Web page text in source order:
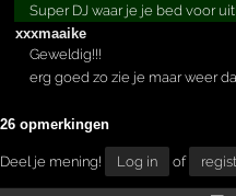
Super DJ waar je je bed voor
xxxmaaike
Geweldig!!!
erg goed zo zie je maar weer
26 opmerkingen
Deel je mening! Log in of